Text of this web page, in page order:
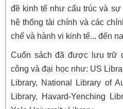
đề kinh tế như cấu trúc và
hệ thống tài chính và các
chế và hành vi kinh tế... đến
Cuốn sách đã được lưu trữ
công và đại học như: US
Library, National Library of
Library, Havard-Yenching